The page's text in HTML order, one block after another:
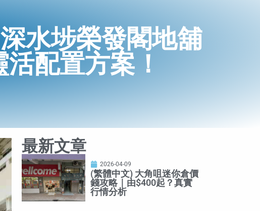
水埗榮發閣地舖
配置方案！
最新文章
2026-04-09
(繁體中文) 大角咀迷你倉價
錢攻略｜由$400起？真實
行情分析